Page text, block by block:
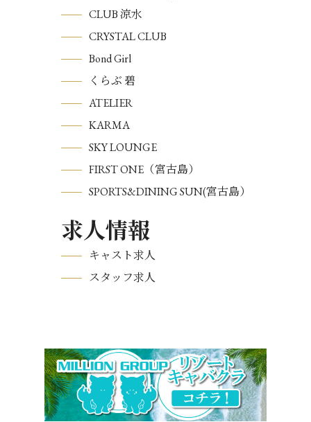
CLUB 涼水
CRYSTAL CLUB
Bond Girl
くらぶ 碧
ATELIER
KARMA
SKY LOUNGE
FIRST ONE（宮古島）
SPORTS&DINING SUN(宮古島）
求人情報
キャスト求人
スタッフ求人